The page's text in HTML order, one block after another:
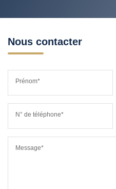
Nous contacter
Prénom*
N° de téléphone*
Message*